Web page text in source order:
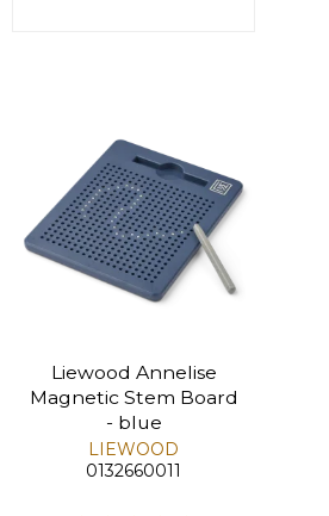
Liewood Annelise
Magnetic Stem Board
- blue
LIEWOOD
0132660011